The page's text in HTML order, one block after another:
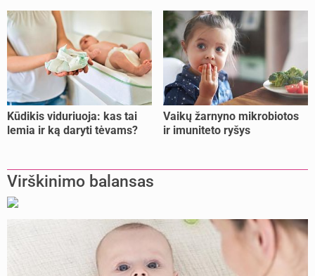
Kūdikis viduriuoja: kas tai
lemia ir ką daryti tėvams?
Vaikų žarnyno mikrobiotos
ir imuniteto ryšys
Virškinimo balansas